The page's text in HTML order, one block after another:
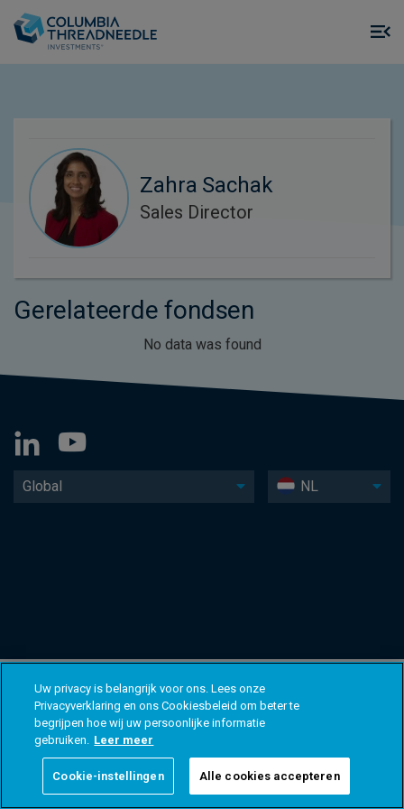
Zahra Sachak
Sales Director
Gerelateerde fondsen
No data was found
Global NL
Uw privacy is belangrijk voor ons. Lees onze
Privacyverklaring en ons Cookiesbeleid om beter te
begrijpen hoe wij uw persoonlijke informatie
gebruiken. Leer meer
Cookie-instellingen Alle cookies accepteren